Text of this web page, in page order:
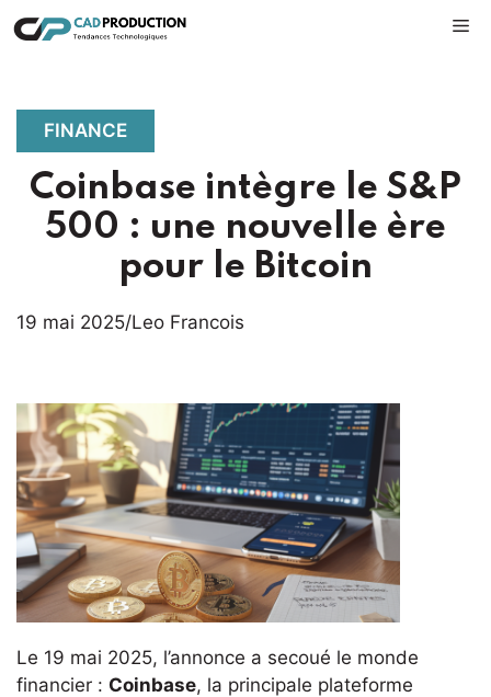
Aller
au
FINANCE
Coinbase intègre le S&P
500 : une nouvelle ère
pour le Bitcoin
19 mai 2025/Leo Francois
Le 19 mai 2025, l’annonce a secoué le monde
financier : Coinbase, la principale plateforme